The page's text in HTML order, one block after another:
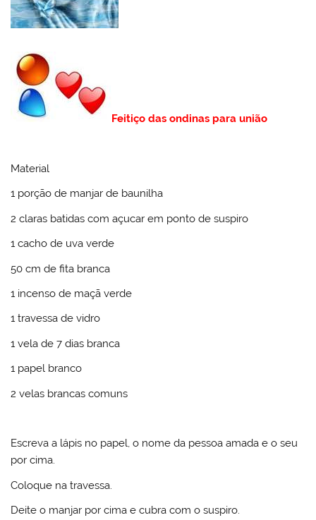
Feitiço das ondinas para união
Material
1 porção de manjar de baunilha
2 claras batidas com açucar em ponto de suspiro
1 cacho de uva verde
50 cm de fita branca
1 incenso de maçã verde
1 travessa de vidro
1 vela de 7 dias branca
1 papel branco
2 velas brancas comuns
Escreva a lápis no papel, o nome da pessoa amada e o seu
por cima.
Coloque na travessa.
Deite o manjar por cima e cubra com o suspiro.